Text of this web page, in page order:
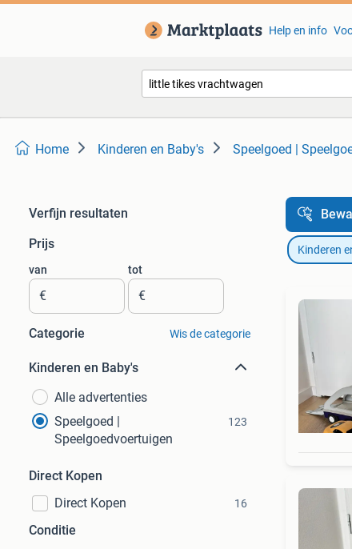
Help en info
Home Kinderen en Baby's Speelgoed |
Verfijn resultaten
Prijs
van
€
tot
€
Categorie Wis de categorie
Kinderen en Baby's
Alle advertenties
Speelgoed |
Speelgoedvoertuigen
123
Direct Kopen
Direct Kopen
16
Conditie
Kinderen